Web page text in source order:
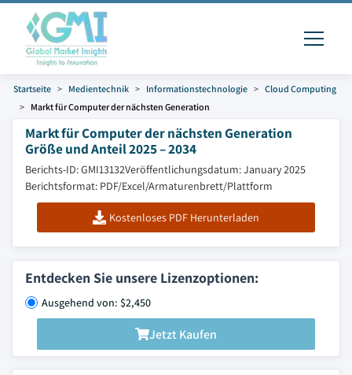
Startseite Medientechnik Informationstechnologie
Cloud Computing
Markt für Computer der nächsten Generation
Markt für Computer der nächsten Generation
Größe und Anteil 2025 – 2034
Berichts-ID: GMI13132Veröffentlichungsdatum: January 2025
Berichtsformat: PDF/Excel/Armaturenbrett/Plattform
Kostenloses PDF Herunterladen
Entdecken Sie unsere Lizenzoptionen:
Ausgehend von: $2,450
Jetzt Kaufen